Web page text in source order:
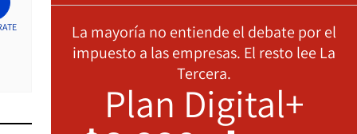
La mayoría no entiende el debate por el
impuesto a las empresas. El resto lee La
Tercera.
Plan Digital+